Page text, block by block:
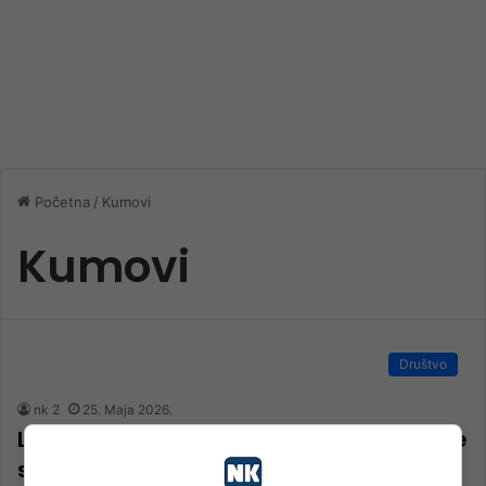
Početna / Kumovi
Kumovi
Društvo
nk 2 25. Maja 2026.
Lejla Hakalović nova je zvijezda hrvatske
serije “Kumovi”